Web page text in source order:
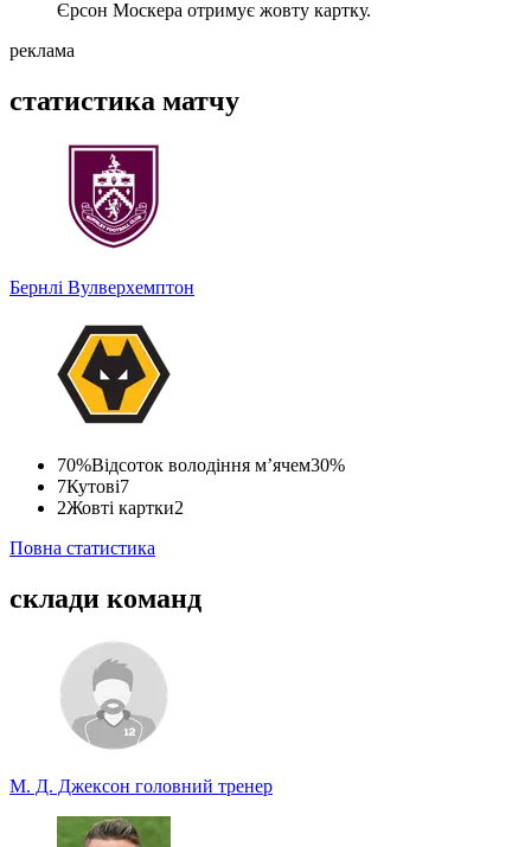
Єрсон Москера отримує жовту картку.
реклама
статистика матчу
Бернлі Вулверхемптон
70%Відсоток володіння м’ячем30%
7Кутові7
2Жовті картки2
Повна статистика
склади команд
М. Д. Джексон головний тренер